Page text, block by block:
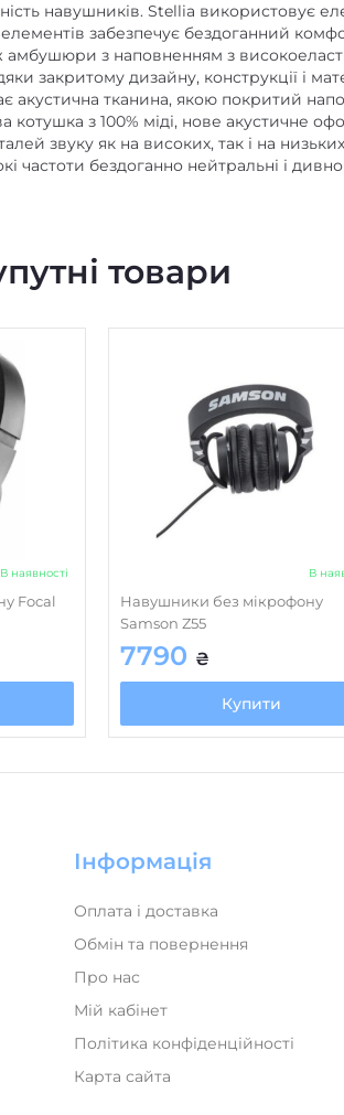
навушнику
Мінімальна
Максимальна відтворена
Опір, Ом
Чутливість, дБ
КНС (коефіцієнт
Вбудований підсилювач
Hi-Res сертифікація
Підтримка об'ємного
Довжина кабелю, м
Несиметричний кабель
Знімний кабель
Тип роз'єму
Форма штекера
Спрямованість
Амбушури
Чохол / кейс
Ігрова гарнітура
навушників. Stellia використовує
забезпечує бездоганний
з наповненням з
закритому дизайну, конструкції і
тканина, якою покритий
з 100% міді, нове акустичне
звуку як на високих, так і на
частоти бездоганно нейтральні і дивно
товари
В наявності
Focal
В
Навушники без мікрофону
Samson Z55
7790 ₴
Купити
Інформація
Оплата і доставка
Обмін та повернення
Про нас
Мій кабінет
Політика конфіденційності
Карта сайта